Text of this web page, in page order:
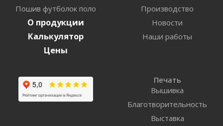
Пошив футболок поло
О продукции
Калькулятор
Цены
Производство
Новости
Наши работы
Печать
Вышивка
Благотворительность
Выставка